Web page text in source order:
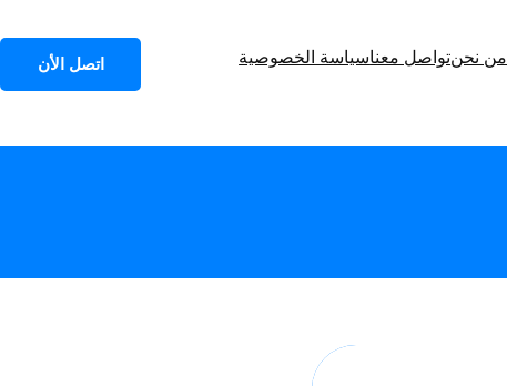
من نحنتواصل معناسياسة الخصوصية اتصل الأن